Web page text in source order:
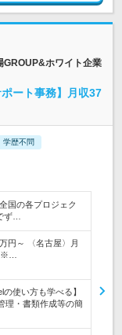
GROUP&ホワイト企業
ート事務】月収37
学歴不問
国の各プロジェク
ず…
円～ 〈名古屋〉月
※…
使い方も学べる】
理・書類作成等の簡